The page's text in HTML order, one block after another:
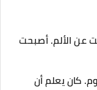
عن الألم. أصبحت
كان يعلم أن